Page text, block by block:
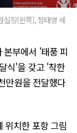
장(왼쪽), 정태영 세
본부에서 '태풍 피
식'을 갖고 '착한
만원을 전달했다
위치한 포항 그림